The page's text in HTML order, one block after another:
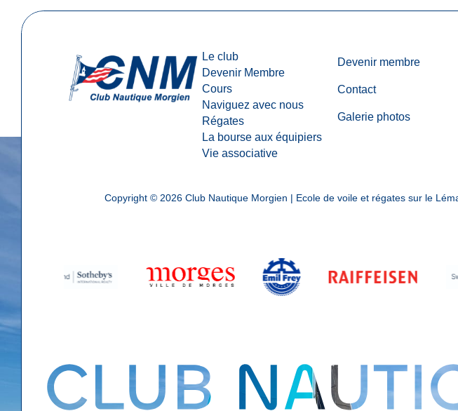
Le club
Devenir Membre
Cours
Naviguez avec nous
Régates
La bourse aux équipiers
Vie associative
Devenir membre
Contact
Galerie photos
Copyright © 2026Club Nautique Morgien | Ecole de voile et régates sur le